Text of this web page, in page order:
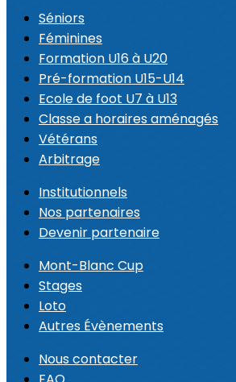
Séniors
Féminines
Formation U16 à U20
Pré-formation U15-U14
Ecole de foot U7 à U13
Classe a horaires aménagés
Vétérans
Arbitrage
Institutionnels
Nos partenaires
Devenir partenaire
Mont-Blanc Cup
Stages
Loto
Autres Évènements
Nous contacter